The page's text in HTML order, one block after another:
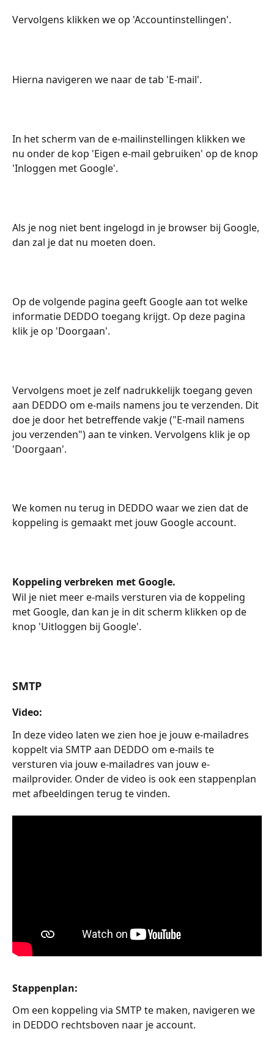
Vervolgens klikken we op 'Accountinstellingen'.
Hierna navigeren we naar de tab 'E-mail'.
In het scherm van de e-mailinstellingen klikken we
nu onder de kop 'Eigen e-mail gebruiken' op de knop
'Inloggen met Google'.
Als je nog niet bent ingelogd in je browser bij Google,
dan zal je dat nu moeten doen.
Op de volgende pagina geeft Google aan tot welke
informatie DEDDO toegang krijgt. Op deze pagina
klik je op 'Doorgaan'.
Vervolgens moet je zelf nadrukkelijk toegang geven
aan DEDDO om e-mails namens jou te verzenden. Dit
doe je door het betreffende vakje ("E-mail namens
jou verzenden") aan te vinken. Vervolgens klik je op
'Doorgaan'.
We komen nu terug in DEDDO waar we zien dat de
koppeling is gemaakt met jouw Google account.
Koppeling verbreken met Google.
Wil je niet meer e-mails versturen via de koppeling
met Google, dan kan je in dit scherm klikken op de
knop 'Uitloggen bij Google'.
SMTP
Video:
In deze video laten we zien hoe je jouw e-mailadres
koppelt via SMTP aan DEDDO om e-mails te
versturen via jouw e-mailadres van jouw e-
mailprovider. Onder de video is ook een stappenplan
met afbeeldingen terug te vinden.
Stappenplan:
Om een koppeling via SMTP te maken, navigeren we
in DEDDO rechtsboven naar je account.